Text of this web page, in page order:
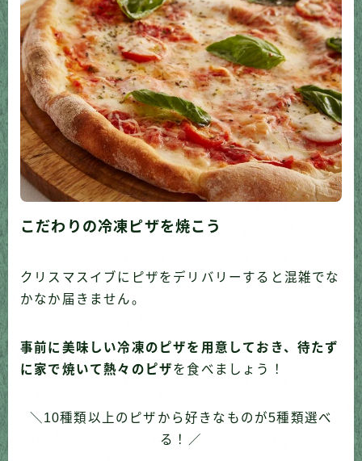
こだわりの冷凍ピザを焼こう
クリスマスイブにピザをデリバリーすると混雑でな
かなか届きません。
事前に美味しい冷凍のピザを用意しておき、待たず
に家で焼いて熱々のピザを食べましょう！
＼10種類以上のピザから好きなものが5種類選べ
る！／